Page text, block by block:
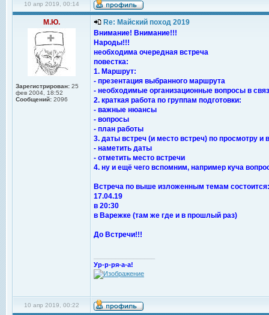
10 апр 2019, 00:14
М.Ю.
Зарегистрирован: 25
фев 2004, 18:52
Сообщений: 2096
Re: Майский поход 2019
Внимание! Внимание!!!
Народы!!!
необходима очередная встреча
повестка:
1. Маршрут:
- презентация выбранного маршрута
- необходимые организационные вопросы в
2. краткая работа по группам подготовки:
- важные нюансы
- вопросы
- план работы
3. даты встреч (и место встреч) по просмотру и
- наметить даты
- отметить место встречи
4. ну и ещё чего вспомним, например куча
Встреча по выше изложенным темам состоится:
17.04.19
в 20:30
в Варежке (там же где и в прошлый раз)
До Встречи!!!
Ур-р-ря-а-а!
10 апр 2019, 00:22